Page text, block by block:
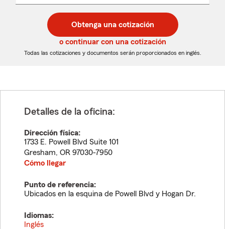
desplegable
de
5
dígitos
de
5
dígitos
Obtenga una cotización
o continuar con una cotización
Todas las cotizaciones y documentos serán proporcionados en inglés.
Detalles de la oficina:
Dirección física:
1733 E. Powell Blvd Suite 101
Gresham, OR 97030-7950
Cómo llegar
Punto de referencia:
Ubicados en la esquina de Powell Blvd y Hogan Dr.
Idiomas:
Inglés